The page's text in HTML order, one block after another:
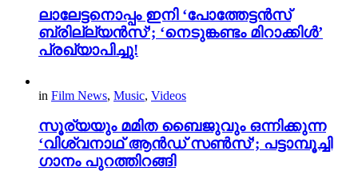
ലാലേട്ടനൊപ്പം ഇനി ‘പോത്തേട്ടൻസ്
ബ്രില്ല്യൻസ്’; ‘നെടുങ്കണ്ടം മിറാക്കിൾ’
പ്രഖ്യാപിച്ചു!
in Film News, Music, Videos
സൂര്യയും മമിത ബൈജുവും ഒന്നിക്കുന്ന
‘വിശ്വനാഥ് ആൻഡ് സൺസ്’; പട്ടാമ്പൂച്ചി
ഗാനം പുറത്തിറങ്ങി